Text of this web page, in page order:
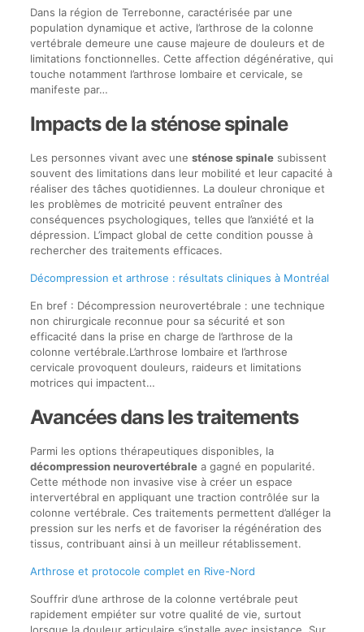
Dans la région de Terrebonne, caractérisée par une
population dynamique et active, l’arthrose de la colonne
vertébrale demeure une cause majeure de douleurs et de
limitations fonctionnelles. Cette affection dégénérative, qui
touche notamment l’arthrose lombaire et cervicale, se
manifeste par…
Impacts de la sténose spinale
Les personnes vivant avec une sténose spinalesubissent
souvent des limitations dans leur mobilité et leur capacité à
réaliser des tâches quotidiennes. La douleur chronique et
les problèmes de motricité peuvent entraîner des
conséquences psychologiques, telles que l’anxiété et la
dépression. L’impact global de cette condition pousse à
rechercher des traitements efficaces.
Décompression et arthrose : résultats cliniques à Montréal
En bref : Décompression neurovertébrale : une technique
non chirurgicale reconnue pour sa sécurité et son
efficacité dans la prise en charge de l’arthrose de la
colonne vertébrale.L’arthrose lombaire et l’arthrose
cervicale provoquent douleurs, raideurs et limitations
motrices qui impactent…
Avancées dans les traitements
Parmi les options thérapeutiques disponibles, la
décompression neurovertébralea gagné en popularité.
Cette méthode non invasive vise à créer un espace
intervertébral en appliquant une traction contrôlée sur la
colonne vertébrale. Ces traitements permettent d’alléger la
pression sur les nerfs et de favoriser la régénération des
tissus, contribuant ainsi à un meilleur rétablissement.
Arthrose et protocole complet en Rive-Nord
Souffrir d’une arthrose de la colonne vertébrale peut
rapidement empiéter sur votre qualité de vie, surtout